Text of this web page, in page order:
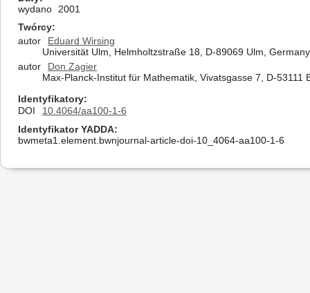
wydano
2001
Twórcy
autor
Eduard Wirsing
Universität Ulm, Helmholtzstraße 18, D-89069 Ulm, Germany
autor
Don Zagier
Max-Planck-Institut für Mathematik, Vivatsgasse 7, D-53111
Identyfikatory
DOI
10.4064/aa100-1-6
Identyfikator YADDA
bwmeta1.element.bwnjournal-article-doi-10_4064-aa100-1-6